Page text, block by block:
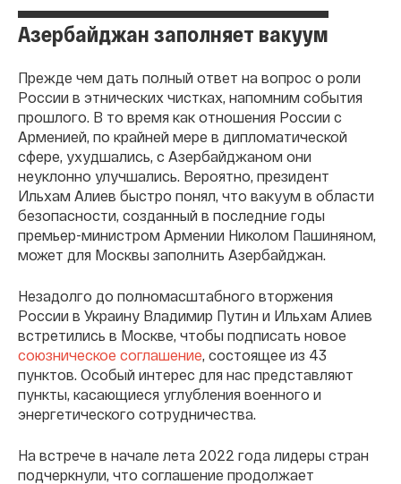
Азербайджан заполняет вакуум
Прежде чем дать полный ответ на вопрос о роли
России в этнических чистках, напомним события
прошлого. В то время как отношения России с
Арменией, по крайней мере в дипломатической
сфере, ухудшались, с Азербайджаном они
неуклонно улучшались. Вероятно, президент
Ильхам Алиев быстро понял, что вакуум в области
безопасности, созданный в последние годы
премьер-министром Армении Николом Пашиняном,
может для Москвы заполнить Азербайджан.
Незадолго до полномасштабного вторжения
России в Украину Владимир Путин и Ильхам Алиев
встретились в Москве, чтобы подписать новое
союзническое соглашение, состоящее из 43
пунктов. Особый интерес для нас представляют
пункты, касающиеся углубления военного и
энергетического сотрудничества.
На встрече в начале лета 2022 года лидеры стран
подчеркнули, что соглашение продолжает